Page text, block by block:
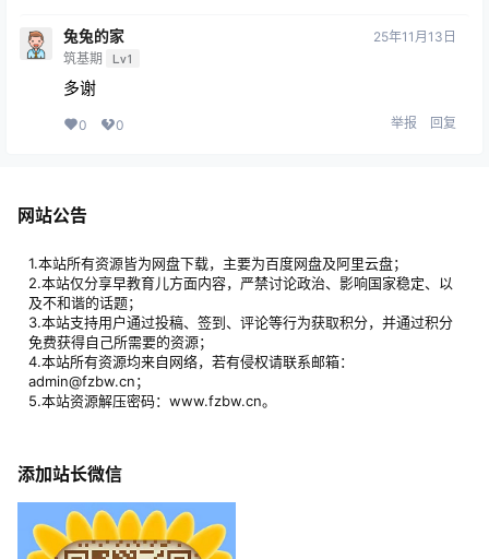
兔兔的家
筑基期 Lv1
25年11月13日
多谢
0 0 举报 回复
网站公告
1.本站所有资源皆为网盘下载，主要为百度网盘及阿里云盘；
2.本站仅分享早教育儿方面内容，严禁讨论政治、影响国家稳定、以
及不和谐的话题；
3.本站支持用户通过投稿、签到、评论等行为获取积分，并通过积分
免费获得自己所需要的资源；
4.本站所有资源均来自网络，若有侵权请联系邮箱：
admin@fzbw.cn；
5.本站资源解压密码：www.fzbw.cn。
添加站长微信